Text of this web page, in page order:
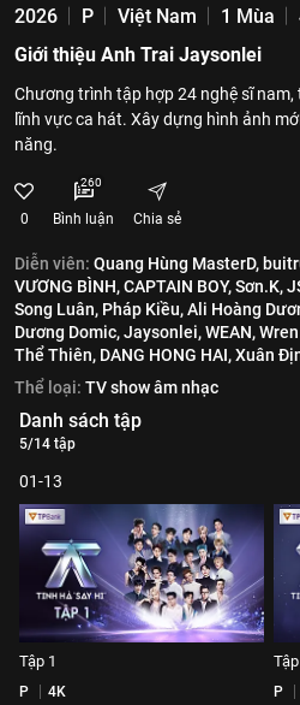
2026 P Việt Nam 1 Mùa
Giới thiệu Anh Trai Jaysonlei
Chương trình tập hợp 24 nghệ sĩ
lĩnh vực ca hát. Xây dựng hình ảnh
năng.
0
260
Bình luận Chia sẻ
Diễn viên: Quang Hùng MasterD,
VƯƠNG BÌNH,CAPTAIN BOY,Sơn.K,
Song Luân, Pháp Kiều,Ali Hoàng
Dương Domic,Jaysonlei,WEAN,
Thể Thiên, DANG HONG HAI,Xuân
Thể loại: TV show âm nhạc
Danh sách tập
5/14 tập
01-13
Tập 1
P 4K P